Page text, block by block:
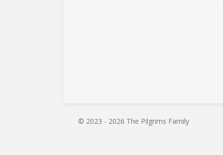
© 2023 - 2026 The Pilgrims Family